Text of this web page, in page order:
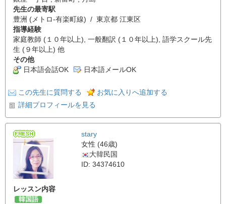
先生の最寄駅
豊洲 (メトロ-有楽町線) / 東京都 江東区
指導経験
家庭教師 (１０年以上), 一般翻訳 (１０年以上), 語学スクール先
生 (９年以上) 他
その他
日本語会話OK
日本語メールOK
この先生に質問する
お気に入りへ追加する
詳細プロフィールを見る
stary
女性 (46歳)
大韓民国
ID: 34374610
レッスン内容
韓国語